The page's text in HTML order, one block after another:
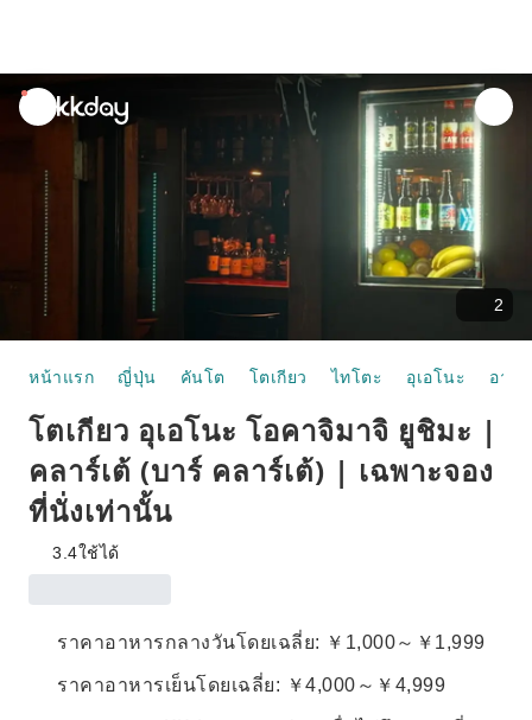
unread
notifications
2
หน้าแรก ญี่ปุ่น คันโต โตเกียว ไทโตะ อุเอโนะ อาห
โตเกียว อุเอโนะ โอคาจิมาจิ ยูชิมะ |
คลาร์เต้ (บาร์ คลาร์เต้) | เฉพาะจอง
ที่นั่งเท่านั้น
3.4ใช้ได้
ราคาอาหารกลางวันโดยเฉลี่ย: ￥1,000～￥1,999
ราคาอาหารเย็นโดยเฉลี่ย: ￥4,000～￥4,999